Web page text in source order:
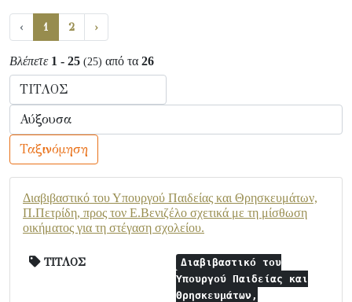
‹ 1 2 ›
Βλέπετε 1 - 25 (25) από τα 26
Ταξινόμηση
Διαβιβαστικό του Υπουργού Παιδείας και Θρησκευμάτων,
Π.Πετρίδη, προς τον Ε.Βενιζέλο σχετικά με τη μίσθωση
οικήματος για τη στέγαση σχολείου.
ΤΙΤΛΟΣ
Διαβιβαστικό του
Υπουργού Παιδείας και
Θρησκευμάτων,